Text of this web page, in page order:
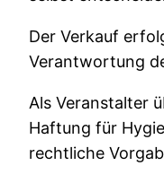
Der Verkauf
Verantwortung
Als Veranstalter
Haftung für
rechtliche